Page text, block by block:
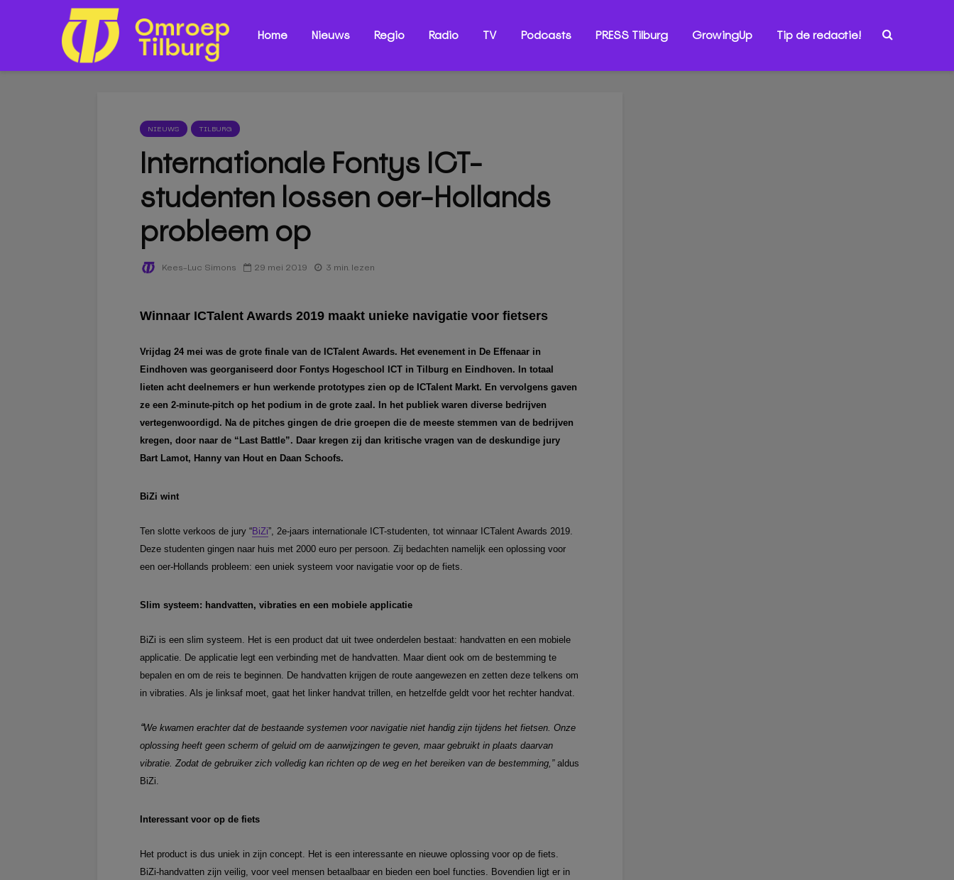
Home Nieuws Regio Radio TV Podcasts PRESS Tilburg GrowingUp Tip de redactie!
NIEUWS TILBURG
Internationale Fontys ICT-
studenten lossen oer-Hollands
probleem op
Kees-Luc Simons 29 mei 2019 3 min. lezen
Winnaar ICTalent Awards 2019 maakt unieke navigatie voor fietsers
Vrijdag 24 mei was de grote finale van de ICTalent Awards. Het evenement in De Effenaar in
Eindhoven was georganiseerd door Fontys Hogeschool ICT in Tilburg en Eindhoven. In totaal
lieten acht deelnemers er hun werkende prototypes zien op de ICTalent Markt. En vervolgens gaven
ze een 2-minute-pitch op het podium in de grote zaal. In het publiek waren diverse bedrijven
vertegenwoordigd. Na de pitches gingen de drie groepen die de meeste stemmen van de bedrijven
kregen, door naar de “Last Battle”. Daar kregen zij dan kritische vragen van de deskundige jury
Bart Lamot, Hanny van Hout en Daan Schoofs.
BiZi wint
Ten slotte verkoos de jury “BiZi”, 2e-jaars internationale ICT-studenten, tot winnaar ICTalent Awards 2019.
Deze studenten gingen naar huis met 2000 euro per persoon. Zij bedachten namelijk een oplossing voor
een oer-Hollands probleem: een uniek systeem voor navigatie voor op de fiets.
Slim systeem: handvatten, vibraties en een mobiele applicatie
BiZi is een slim systeem. Het is een product dat uit twee onderdelen bestaat: handvatten en een mobiele
applicatie. De applicatie legt een verbinding met de handvatten. Maar dient ook om de bestemming te
bepalen en om de reis te beginnen. De handvatten krijgen de route aangewezen en zetten deze telkens om
in vibraties. Als je linksaf moet, gaat het linker handvat trillen, en hetzelfde geldt voor het rechter handvat.
“We kwamen erachter dat de bestaande systemen voor navigatie niet handig zijn tijdens het fietsen. Onze
oplossing heeft geen scherm of geluid om de aanwijzingen te geven, maar gebruikt in plaats daarvan
vibratie. Zodat de gebruiker zich volledig kan richten op de weg en het bereiken van de bestemming,” aldus
BiZi.
Interessant voor op de fiets
Het product is dus uniek in zijn concept. Het is een interessante en nieuwe oplossing voor op de fiets.
BiZi-handvatten zijn veilig, voor veel mensen betaalbaar en bieden een boel functies. Bovendien ligt er in